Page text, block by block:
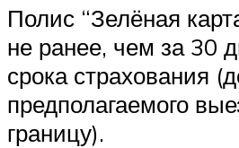
Полис “Зелёная
не ранее, чем за 30
срока страхования
предполагаемого
границу).